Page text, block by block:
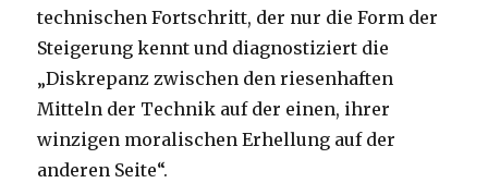
technischen Fortschritt, der nur die Form der
Steigerung kennt und diagnostiziert die
„Diskrepanz zwischen den riesenhaften
Mitteln der Technik auf der einen, ihrer
winzigen moralischen Erhellung auf der
anderen Seite“.